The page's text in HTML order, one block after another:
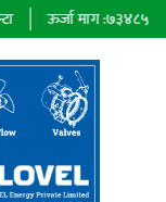
ऊर्जा माग :७३४८५